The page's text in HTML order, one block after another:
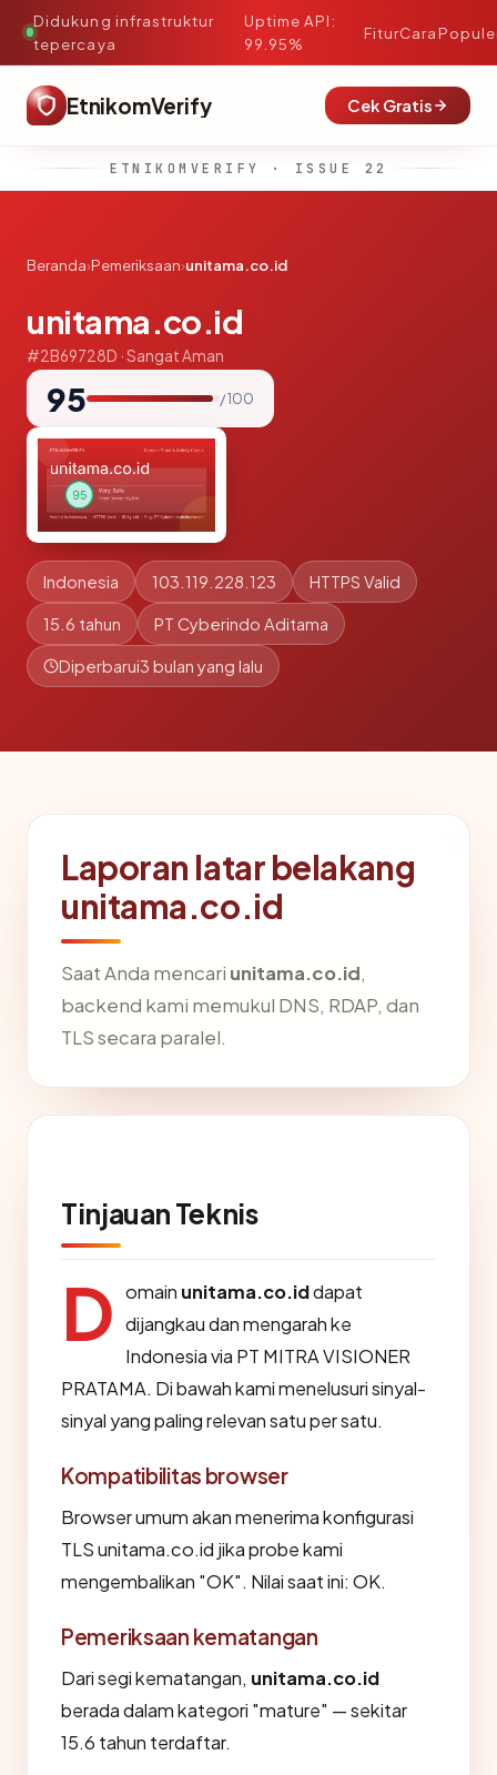
Didukung infrastruktur
tepercaya
·
Uptime API:
99.95%
FiturCara
EtnikomVerify Cek Gratis
ETNIKOMVERIFY · ISSUE 22
Beranda›Pemeriksaan›unitama.co.id
unitama.co.id
#2B69728D · Sangat Aman
95 / 100
Indonesia 103.119.228.123 HTTPS Valid
15.6 tahun PT Cyberindo Aditama
Diperbarui3 bulan yang lalu
Laporan latar belakang
unitama.co.id
Saat Anda mencari unitama.co.id,
backend kami memukul DNS, RDAP, dan
TLS secara paralel.
Tinjauan Teknis
D omain unitama.co.iddapat
dijangkau dan mengarah ke
Indonesia via PT MITRA VISIONER
PRATAMA. Di bawah kami menelusuri sinyal-
sinyal yang paling relevan satu per satu.
Kompatibilitas browser
Browser umum akan menerima konfigurasi
TLS unitama.co.id jika probe kami
mengembalikan "OK". Nilai saat ini: OK.
Pemeriksaan kematangan
Dari segi kematangan, unitama.co.id
berada dalam kategori "mature" — sekitar
15.6 tahun terdaftar.